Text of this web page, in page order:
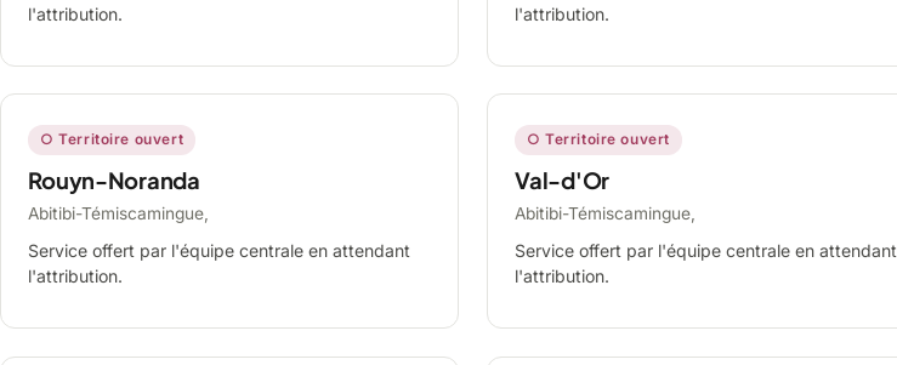
l'attribution.
l'attribution.
○ Territoire ouvert
Rouyn-Noranda
Abitibi-Témiscamingue,
Service offert par l'équipe centrale en attendant
l'attribution.
○ Territoire ouvert
Val-d'Or
Abitibi-Témiscamingue,
Service offert par l'équipe centrale en attendant
l'attribution.